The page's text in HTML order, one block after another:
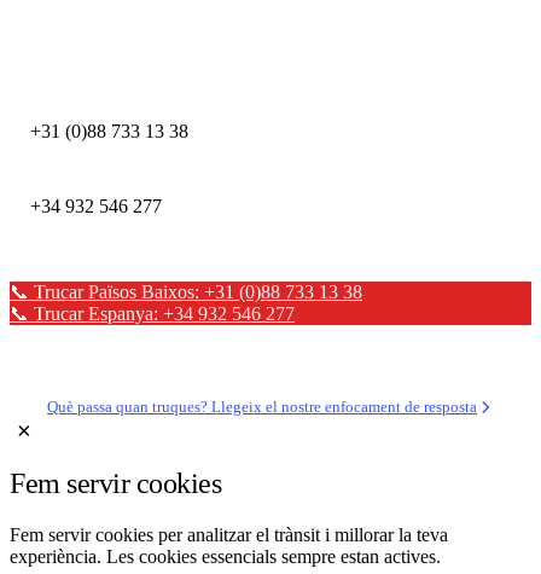
+31 (0)88 733 13 38
+34 932 546 277
📞 Trucar Països Baixos: +31 (0)88 733 13 38
📞 Trucar Espanya: +34 932 546 277
Què passa quan truques? Llegeix el nostre enfocament de resposta
×
Fem servir cookies
Fem servir cookies per analitzar el trànsit i millorar la teva
experiència. Les cookies essencials sempre estan actives.